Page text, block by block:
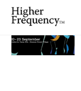
TAG: Chris SSG